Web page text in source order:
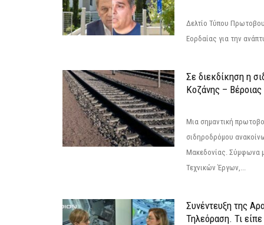
Δελτίο Τύπου
Εορδαίας για την
Σε διεκδίκηση η
Κoζάνης –
Μια σημαντική
σιδηροδρόμου
Μακεδονίας. Σύμφωνα
Τεχνικών Έργων,...
Συνέντευξη της
Τηλεόραση. Τι